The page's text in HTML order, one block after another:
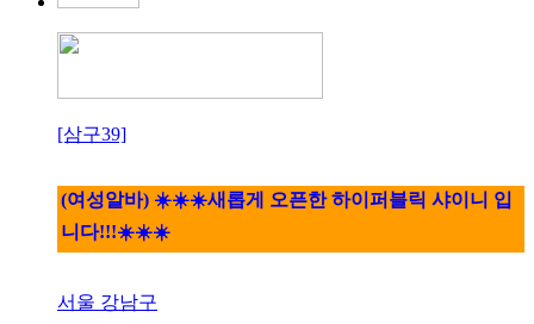
[삼구39]
(여성알바) ☀️☀️☀️새롭게 오픈한 하이퍼블릭 샤이니 입
니다!!!☀️☀️☀️
서울 강남구